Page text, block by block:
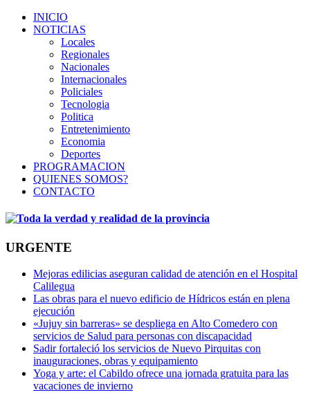
INICIO
NOTICIAS
Locales
Regionales
Nacionales
Internacionales
Policiales
Tecnologia
Politica
Entretenimiento
Economia
Deportes
PROGRAMACION
QUIENES SOMOS?
CONTACTO
URGENTE
Mejoras edilicias aseguran calidad de atención en el Hospital
Calilegua
Las obras para el nuevo edificio de Hídricos están en plena
ejecución
«Jujuy sin barreras» se despliega en Alto Comedero con
servicios de Salud para personas con discapacidad
Sadir fortaleció los servicios de Nuevo Pirquitas con
inauguraciones, obras y equipamiento
Yoga y arte: el Cabildo ofrece una jornada gratuita para las
vacaciones de invierno